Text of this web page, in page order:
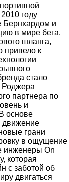
году
Бернхардом и
в мире бега.
шланга,
привело к
стало
Роджера
партнера по
и
основе
движение
грани
в ощущение
инженеры On
которая
с заботой об
двигаться